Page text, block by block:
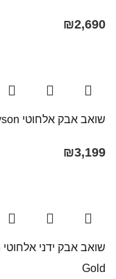
₪2,690
שואב אבק אלחוטי Dyson דייסון דגם V11 absolute pro new
₪3,199
Gold